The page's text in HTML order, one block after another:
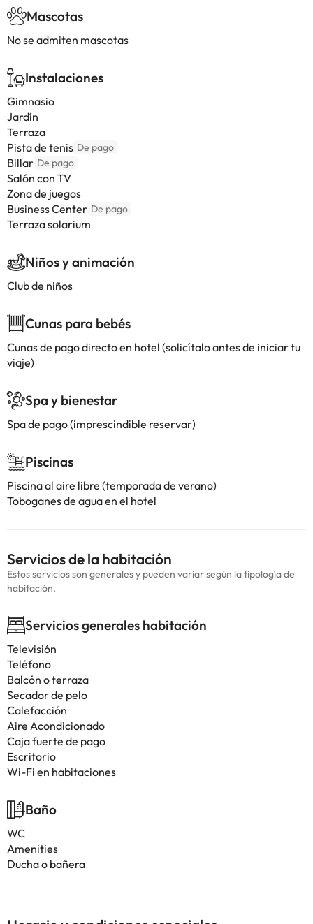
Mascotas
No se admiten mascotas
Instalaciones
Gimnasio
Jardín
Terraza
Pista de tenis De pago
Billar De pago
Salón con TV
Zona de juegos
Business Center De pago
Terraza solarium
Niños y animación
Club de niños
Cunas para bebés
Cunas de pago directo en hotel (solicítalo antes de iniciar tu
viaje)
Spa y bienestar
Spa de pago (imprescindible reservar)
Piscinas
Piscina al aire libre (temporada de verano)
Toboganes de agua en el hotel
Servicios de la habitación
Estos servicios son generales y pueden variar según la tipología de
habitación.
Servicios generales habitación
Televisión
Teléfono
Balcón o terraza
Secador de pelo
Calefacción
Aire Acondicionado
Caja fuerte de pago
Escritorio
Wi-Fi en habitaciones
Baño
WC
Amenities
Ducha o bañera